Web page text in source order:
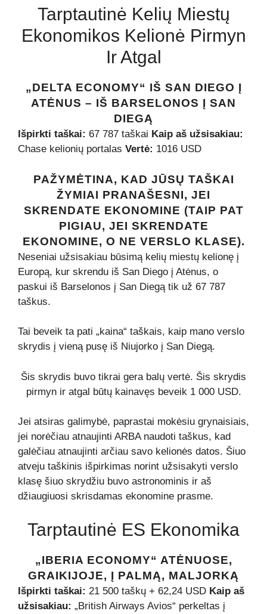
Tarptautinė Kelių Miestų
Ekonomikos Kelionė Pirmyn
Ir Atgal
„DELTA ECONOMY“ IŠ SAN DIEGO Į
ATĖNUS – IŠ BARSELONOS Į SAN
DIEGĄ
Išpirkti taškai: 67 787 taškai Kaip aš užsisakiau:
Chase kelionių portalas Vertė: 1016 USD
PAŽYMĖTINA, KAD JŪSŲ TAŠKAI
ŽYMIAI PRANAŠESNI, JEI
SKRENDATE EKONOMINE (TAIP PAT
PIGIAU, JEI SKRENDATE
EKONOMINE, O NE VERSLO KLASE).
Neseniai užsisakiau būsimą kelių miestų kelionę į
Europą, kur skrendu iš San Diego į Atėnus, o
paskui iš Barselonos į San Diegą tik už 67 787
taškus.
Tai beveik ta pati „kaina“ taškais, kaip mano verslo
skrydis į vieną pusę iš Niujorko į San Diegą.
Šis skrydis buvo tikrai gera balų vertė. Šis skrydis
pirmyn ir atgal būtų kainavęs beveik 1 000 USD.
Jei atsiras galimybė, paprastai mokėsiu grynaisiais,
jei norėčiau atnaujinti ARBA naudoti taškus, kad
galėčiau atnaujinti arčiau savo kelionės datos. Šiuo
atveju taškinis išpirkimas norint užsisakyti verslo
klasę šiuo skrydžiu buvo astronominis ir aš
džiaugiuosi skrisdamas ekonomine prasme.
Tarptautinė ES Ekonomika
„IBERIA ECONOMY“ ATĖNUOSE,
GRAIKIJOJE, Į PALMĄ, MALJORKĄ
Išpirkti taškai: 21 500 taškų + 62,24 USD Kaip aš
užsisakiau: „British Airways Avios“ perkeltas į